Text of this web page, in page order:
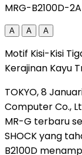
MRG-B2100D-2A
A A A
Motif Kisi-Kisi
Kerajinan Kayu
TOKYO, 8
Computer Co.,
MR-G terbaru
SHOCK yang
B2100D